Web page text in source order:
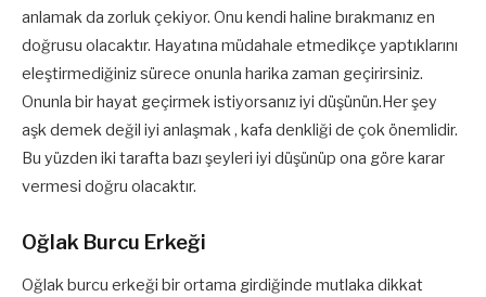
anlamak da zorluk çekiyor. Onu kendi haline bırakmanız en
doğrusu olacaktır. Hayatına müdahale etmedikçe yaptıklarını
eleştirmediğiniz sürece onunla harika zaman geçirirsiniz.
Onunla bir hayat geçirmek istiyorsanız iyi düşünün.Her şey
aşk demek değil iyi anlaşmak , kafa denkliği de çok önemlidir.
Bu yüzden iki tarafta bazı şeyleri iyi düşünüp ona göre karar
vermesi doğru olacaktır.
Oğlak Burcu Erkeği
Oğlak burcu erkeği bir ortama girdiğinde mutlaka dikkat